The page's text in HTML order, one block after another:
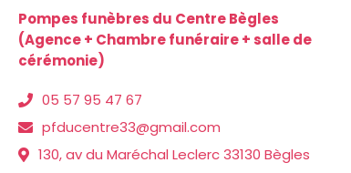
Pompes funèbres du Centre Bègles
(Agence + Chambre funéraire + salle de
cérémonie)
05 57 95 47 67
pfducentre33@gmail.com
130, av du Maréchal Leclerc 33130 Bègles